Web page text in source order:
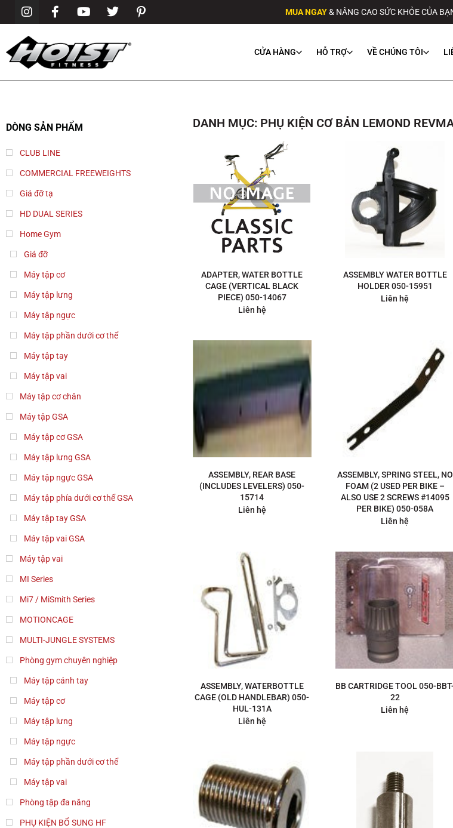
MUA NGAY& NÂNG CAO SỨC KHỎE CỦA
CỬA HÀNG HỖ TRỢ VỀ CHÚNG TÔI
DÒNG SẢN PHẨM
CLUB LINE
COMMERCIAL FREEWEIGHTS
Giá đỡ tạ
HD DUAL SERIES
Home Gym
Giá đỡ
Máy tập cơ
Máy tập lưng
Máy tập ngực
Máy tập phần dưới cơ thể
Máy tập tay
Máy tập vai
Máy tập cơ chân
Máy tập GSA
Máy tập cơ GSA
Máy tập lưng GSA
Máy tập ngực GSA
Máy tập phía dưới cơ thể GSA
Máy tập tay GSA
Máy tập vai GSA
Máy tập vai
MI Series
Mi7 / MiSmith Series
MOTIONCAGE
MULTI-JUNGLE SYSTEMS
Phòng gym chuyên nghiệp
Máy tập cánh tay
Máy tập cơ
Máy tập lưng
Máy tập ngực
Máy tập phần dưới cơ thể
Máy tập vai
Phòng tập đa năng
PHỤ KIỆN BỔ SUNG HF
DANH MỤC: PHỤ KIỆN CƠ BẢN LEMOND
ADAPTER, WATER BOTTLE
CAGE (VERTICAL BLACK
PIECE) 050-14067
Liên hệ
ASSEMBLY WATER BOTTLE
HOLDER 050-15951
Liên hệ
ASSEMBLY, REAR BASE
(INCLUDES LEVELERS) 050-
15714
Liên hệ
ASSEMBLY, SPRING STEEL, NO
FOAM (2 USED PER BIKE –
ALSO USE 2 SCREWS #14095
PER BIKE) 050-058A
Liên hệ
ASSEMBLY, WATERBOTTLE
CAGE (OLD HANDLEBAR) 050-
HUL-131A
Liên hệ
BB CARTRIDGE TOOL 050-
22
Liên hệ